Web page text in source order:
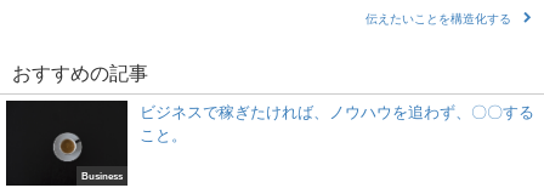
伝えたいことを構造化する
おすすめの記事
Business
ビジネスで稼ぎたければ、ノウハウを追わず、〇〇する
こと。